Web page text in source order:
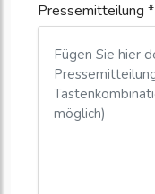
Pressemitteilung *